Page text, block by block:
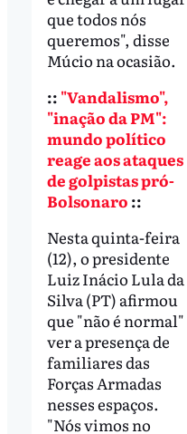
que todos nós
queremos", disse
Múcio na ocasião.
:: "Vandalismo",
"inação da PM":
mundo político
reage aos ataques
de golpistas pró-
Bolsonaro ::
Nesta quinta-feira
(12), o presidente
Luiz Inácio Lula da
Silva (PT) afirmou
que "não é normal"
ver a presença de
familiares das
Forças Armadas
nesses espaços.
"Nós vimos no